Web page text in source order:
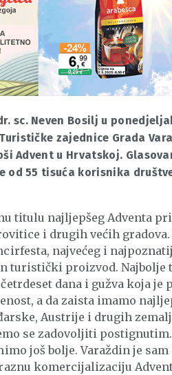
sc. Neven Bosilj u
zajednice Grada
Advent u Hrvatskoj.
od 55 tisuća korisnika
titulu najljepšeg Adventa
i drugih većih
najvećeg i
turistički proizvod.
dana i gužva koja je
a da zaista imamo
Austrije i drugih
se zadovoljiti
još bolje. Varaždin je
komercijalizaciju